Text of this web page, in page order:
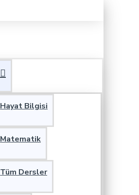
Hayat Bilgisi
Matematik
Tüm Dersler